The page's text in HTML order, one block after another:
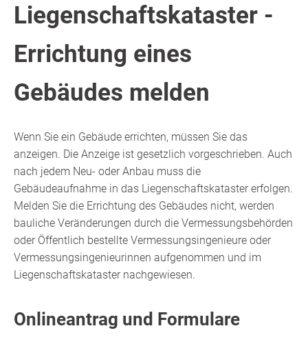
Liegenschaftskataster -
Errichtung eines
Gebäudes melden
Wenn Sie ein Gebäude errichten, müssen Sie das
anzeigen. Die Anzeige ist gesetzlich vorgeschrieben. Auch
nach jedem Neu- oder Anbau muss die
Gebäudeaufnahme in das Liegenschaftskataster erfolgen.
Melden Sie die Errichtung des Gebäudes nicht, werden
bauliche Veränderungen durch die Vermessungsbehörden
oder Öffentlich bestellte Vermessungsingenieure oder
Vermessungsingenieurinnen aufgenommen und im
Liegenschaftskataster nachgewiesen.
Onlineantrag und Formulare